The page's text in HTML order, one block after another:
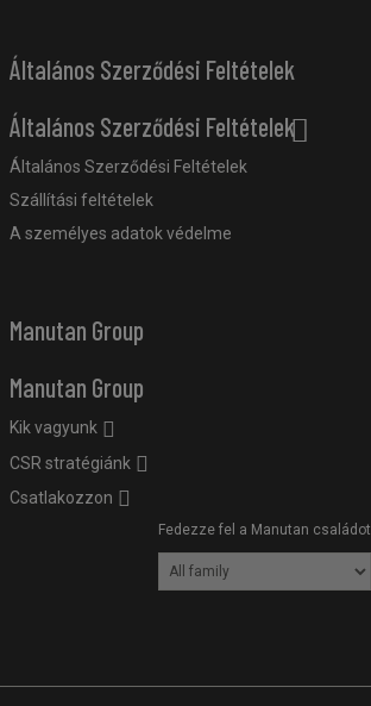
Általános Szerződési Feltételek
Általános Szerződési Feltételek
Általános Szerződési Feltételek
Szállítási feltételek
A személyes adatok védelme
Manutan Group
Manutan Group
Kik vagyunk
CSR stratégiánk
Csatlakozzon
Fedezze fel a Manutan családot